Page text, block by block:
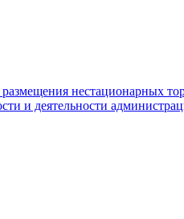
нестационарных
и деятельности